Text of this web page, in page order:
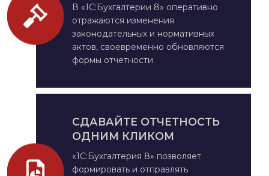
В «1С:Бухгалтерии 8» оперативно
отражаются изменения
законодательных и нормативных
актов, своевременно обновляются
формы отчетности
СДАВАЙТЕ ОТЧЕТНОСТЬ
ОДНИМ КЛИКОМ
«1С:Бухгалтерия 8» позволяет
формировать и отправлять